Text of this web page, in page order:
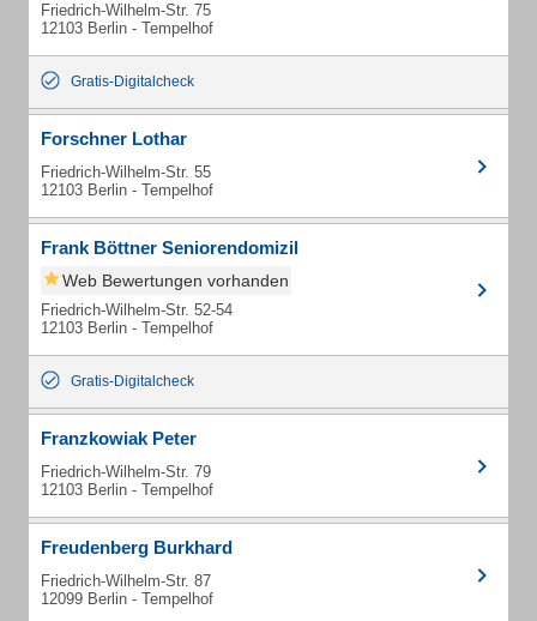
Friedrich-Wilhelm-Str. 75
12103 Berlin - Tempelhof
Gratis-Digitalcheck
Forschner Lothar
Friedrich-Wilhelm-Str. 55
12103 Berlin - Tempelhof
Frank Böttner Seniorendomizil
Web Bewertungen vorhanden
Friedrich-Wilhelm-Str. 52-54
12103 Berlin - Tempelhof
Gratis-Digitalcheck
Franzkowiak Peter
Friedrich-Wilhelm-Str. 79
12103 Berlin - Tempelhof
Freudenberg Burkhard
Friedrich-Wilhelm-Str. 87
12099 Berlin - Tempelhof